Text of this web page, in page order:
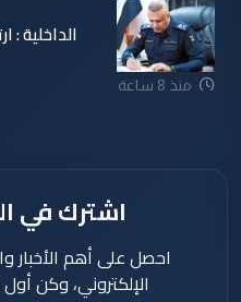
منذ 8 ساعة
الداخلية
اشترك في
احصل على أهم الأخبار
الإلكتروني، وكن